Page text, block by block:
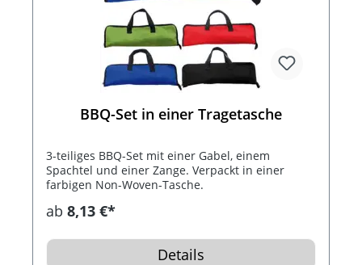
BBQ-Set in einer Tragetasche
3-teiliges BBQ-Set mit einer Gabel, einem
Spachtel und einer Zange. Verpackt in einer
farbigen Non-Woven-Tasche.
ab 8,13 €*
Details